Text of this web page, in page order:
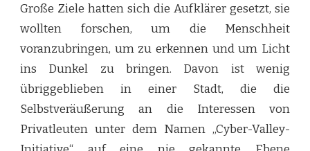
Große Ziele hatten sich die Aufklärer gesetzt, sie
wollten forschen, um die Menschheit
voranzubringen, um zu erkennen und um Licht
ins Dunkel zu bringen. Davon ist wenig
übriggeblieben in einer Stadt, die die
Selbstveräußerung an die Interessen von
Privatleuten unter dem Namen „Cyber-Valley-